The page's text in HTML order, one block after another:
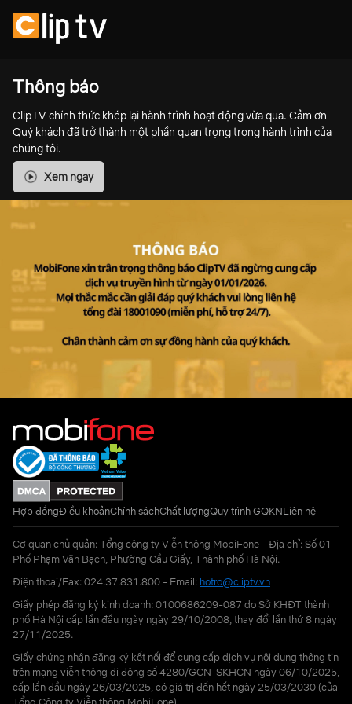
Thông báo
ClipTV chính thức khép lại hành trình hoạt động vừa qua. Cảm ơn
Quý khách đã trở thành một phần quan trọng trong hành trình của
chúng tôi.
Xem ngay
Hợp đồngĐiều khoảnChính sáchChất lượngQuy trình GQKNLiên hệ
Cơ quan chủ quản: Tổng công ty Viễn thông MobiFone - Địa chỉ: Số 01
Phố Phạm Văn Bạch, Phường Cầu Giấy, Thành phố Hà Nội.
Điện thoại/Fax: 024.37.831.800 - Email: hotro@cliptv.vn
Giấy phép đăng ký kinh doanh: 0100686209-087 do Sở KHĐT thành
phố Hà Nội cấp lần đầu ngày ngày 29/10/2008, thay đổi lần thứ 8 ngày
27/11/2025.
Giấy chứng nhận đăng ký kết nối để cung cấp dịch vụ nội dung thông tin
trên mạng viễn thông di động số 4280/GCN-SKHCN ngày 06/10/2025,
cấp lần đầu ngày 26/03/2025, có giá trị đến hết ngày 25/03/2030 (của